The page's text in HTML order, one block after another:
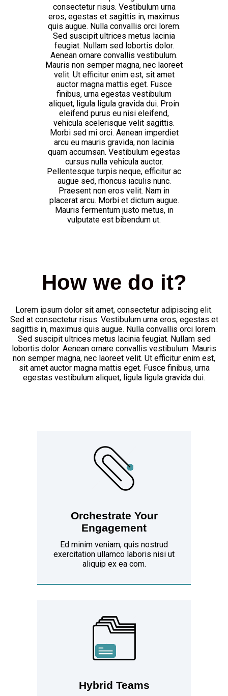
consectetur risus. Vestibulum urna
eros, egestas et sagittis in, maximus
quis augue. Nulla convallis orci lorem.
Sed suscipit ultrices metus lacinia
feugiat. Nullam sed lobortis dolor.
Aenean ornare convallis vestibulum.
Mauris non semper magna, nec laoreet
velit. Ut efficitur enim est, sit amet
auctor magna mattis eget. Fusce
finibus, urna egestas vestibulum
aliquet, ligula ligula gravida dui. Proin
eleifend purus eu nisi eleifend,
vehicula scelerisque velit sagittis.
Morbi sed mi orci. Aenean imperdiet
arcu eu mauris gravida, non lacinia
quam accumsan. Vestibulum egestas
cursus nulla vehicula auctor.
Pellentesque turpis neque, efficitur ac
augue sed, rhoncus iaculis nunc.
Praesent non eros velit. Nam in
placerat arcu. Morbi et dictum augue.
Mauris fermentum justo metus, in
vulputate est bibendum ut.
How we do it?
Lorem ipsum dolor sit amet, consectetur adipiscing elit.
Sed at consectetur risus. Vestibulum urna eros, egestas et
sagittis in, maximus quis augue. Nulla convallis orci lorem.
Sed suscipit ultrices metus lacinia feugiat. Nullam sed
lobortis dolor. Aenean ornare convallis vestibulum. Mauris
non semper magna, nec laoreet velit. Ut efficitur enim est,
sit amet auctor magna mattis eget. Fusce finibus, urna
egestas vestibulum aliquet, ligula ligula gravida dui.
Orchestrate Your
Engagement
Ed minim veniam, quis nostrud
exercitation ullamco laboris nisi ut
aliquip ex ea com.
Hybrid Teams